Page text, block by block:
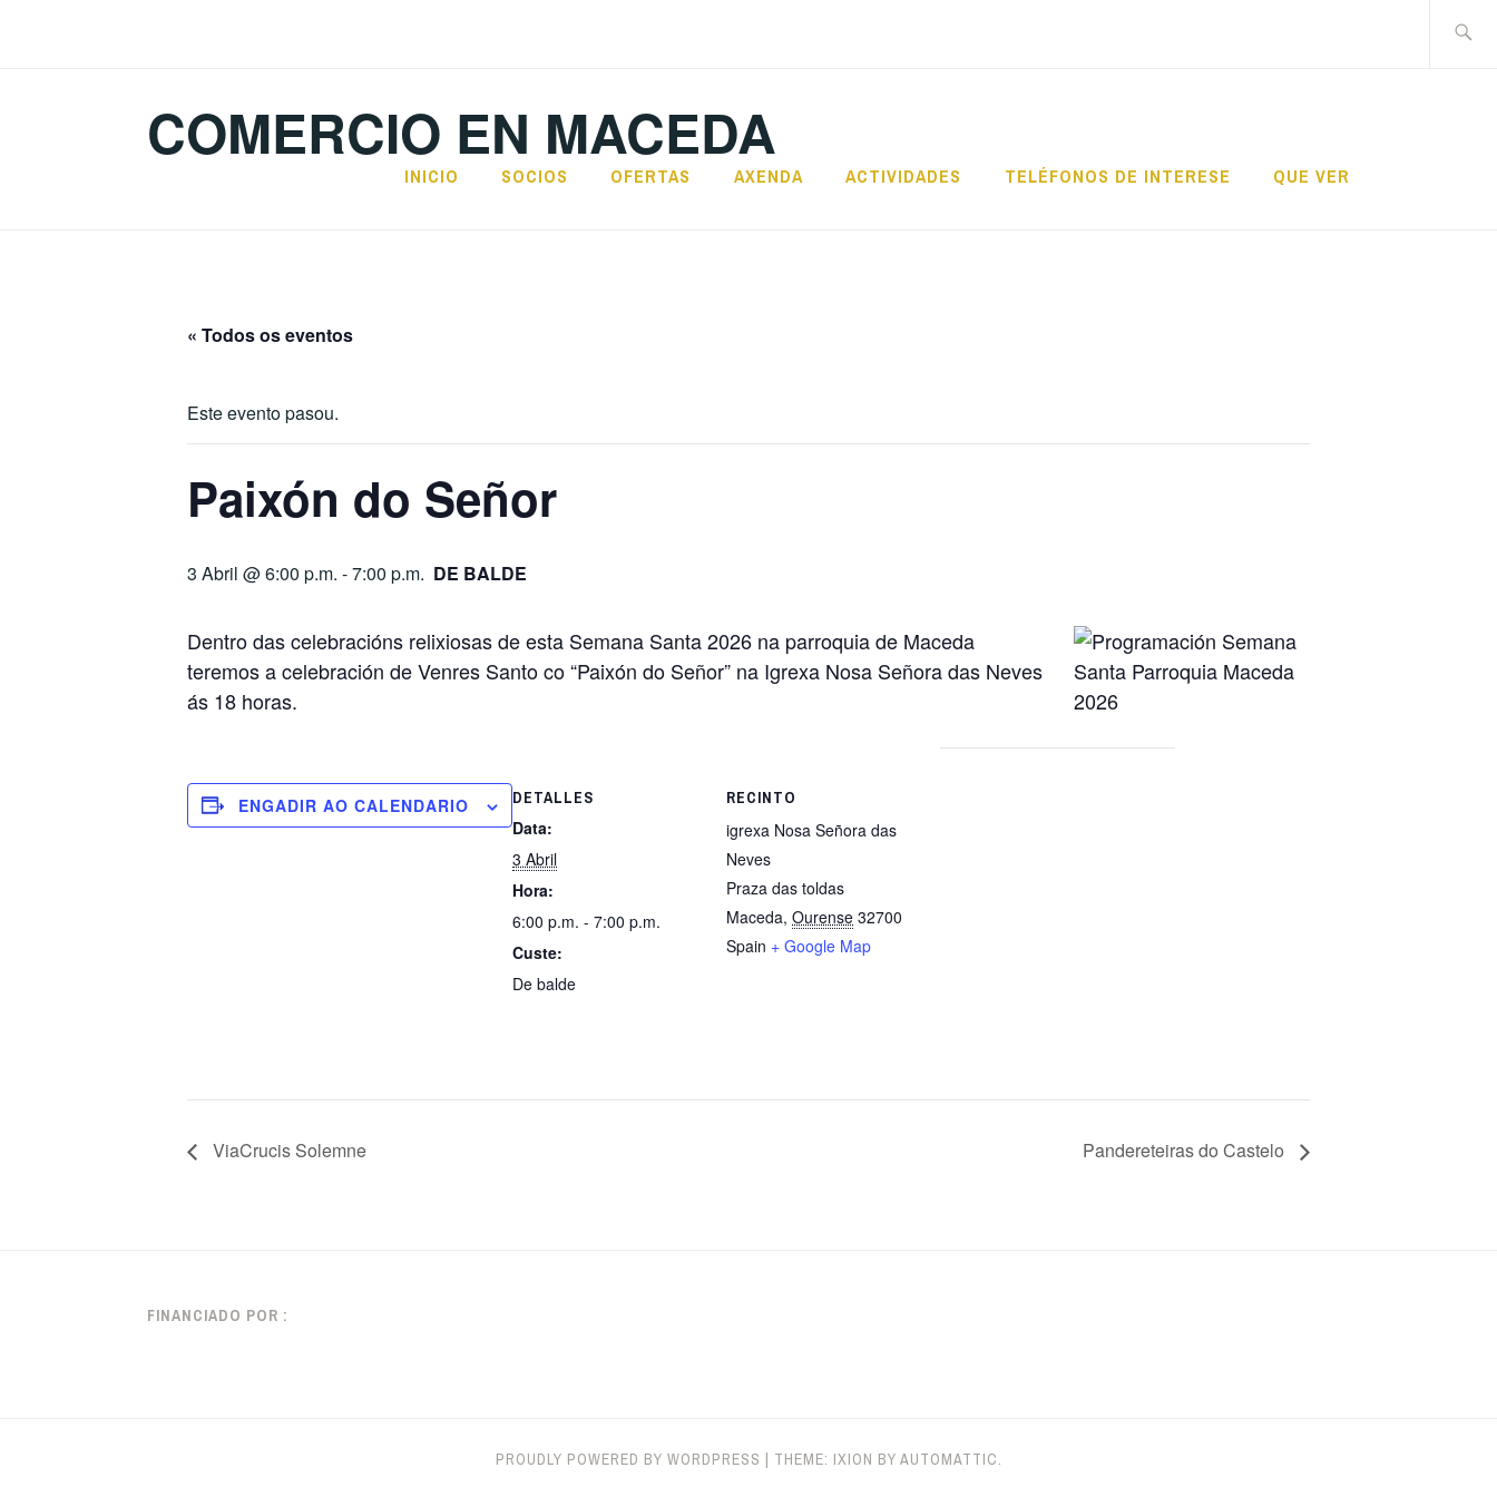
COMERCIO EN MACEDA
INICIO SOCIOS OFERTAS AXENDA ACTIVIDADES TELÉFONOS DE INTERESE QUE VER
« Todos os eventos
Este evento pasou.
Paixón do Señor
3 Abril @ 6:00 p.m. -7:00 p.m. DE BALDE
Dentro das celebracións relixiosas de esta Semana Santa 2026 na parroquia de Maceda
teremos a celebración de Venres Santo co “Paixón do Señor” na Igrexa Nosa Señora das Neves
ás 18 horas.
ENGADIR AO CALENDARIO DETALLES
Data:
3 Abril
Hora:
6:00 p.m. - 7:00 p.m.
Custe:
De balde
RECINTO
igrexa Nosa Señora das
Neves
Praza das toldas
Maceda, Ourense 32700
Spain + Google Map
ViaCrucis Solemne Pandereteiras do Castelo
FINANCIADO POR :
PROUDLY POWERED BY WORDPRESS | THEME: IXION BY AUTOMATTIC